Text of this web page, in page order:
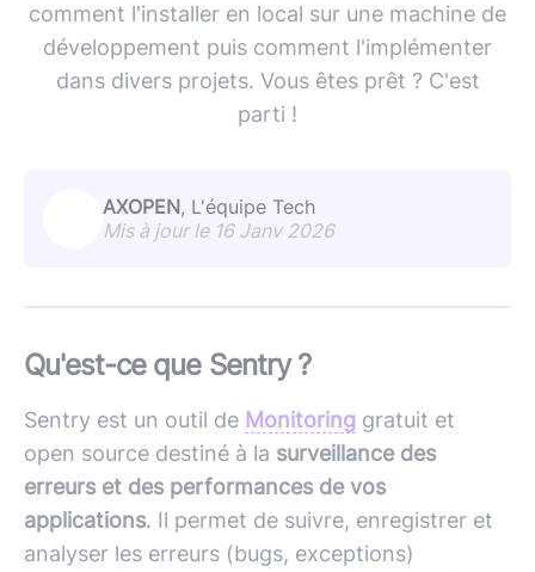
comment l'installer en local sur une machine de
développement puis comment l'implémenter
dans divers projets. Vous êtes prêt ? C'est
parti !
AXOPEN, L'équipe Tech
Mis à jour le 16 Janv 2026
Qu'est-ce que Sentry ?
Sentry est un outil de Monitoring gratuit et
open source destiné à la surveillance des
erreurs et des performances de vos
applications. Il permet de suivre, enregistrer et
analyser les erreurs (bugs, exceptions)